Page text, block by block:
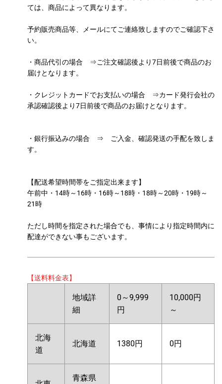
ては、商品によって異なります。
予約販売商品等、メールにてご連絡致しますのでご確認下さ
い。
・商品代引の場合 ⇒ご注文確認後より7日前後で商品のお
届けとなります。
・クレジットカードでお支払いの場合 ⇒カード発行会社の
承認確認後より7日前後で商品のお届けとなります。
・銀行振込みの場合 ⇒ ご入金、確認発送の手配を致しま
す。
【配送希望時間帯をご指定出来ます】
午前中・14時～16時・16時～18時・18時～20時・19時～
21時
ただし時間を指定された場合でも、事情により指定時間内に
配達ができない事もございます。
【送料料金表】
地域詳
細
0～9,999
円
10,000円
～
北海
道
北海道 1380円 0円
青森県